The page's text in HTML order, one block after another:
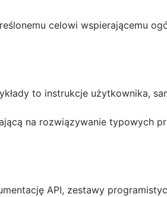
celowi wspierającemu
to instrukcje użytkownika,
na rozwiązywanie typowych
API, zestawy